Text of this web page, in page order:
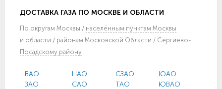
ДОСТАВКА ГАЗА ПО МОСКВЕ И ОБЛАСТИ
По округам Москвы / населённым пунктам Москвы
и области / районам Московской Области / Сергиево-
Посадскому району
ВАО
ЗАО
НАО
САО
СЗАО
ТАО
ЮАО
ЮВАО